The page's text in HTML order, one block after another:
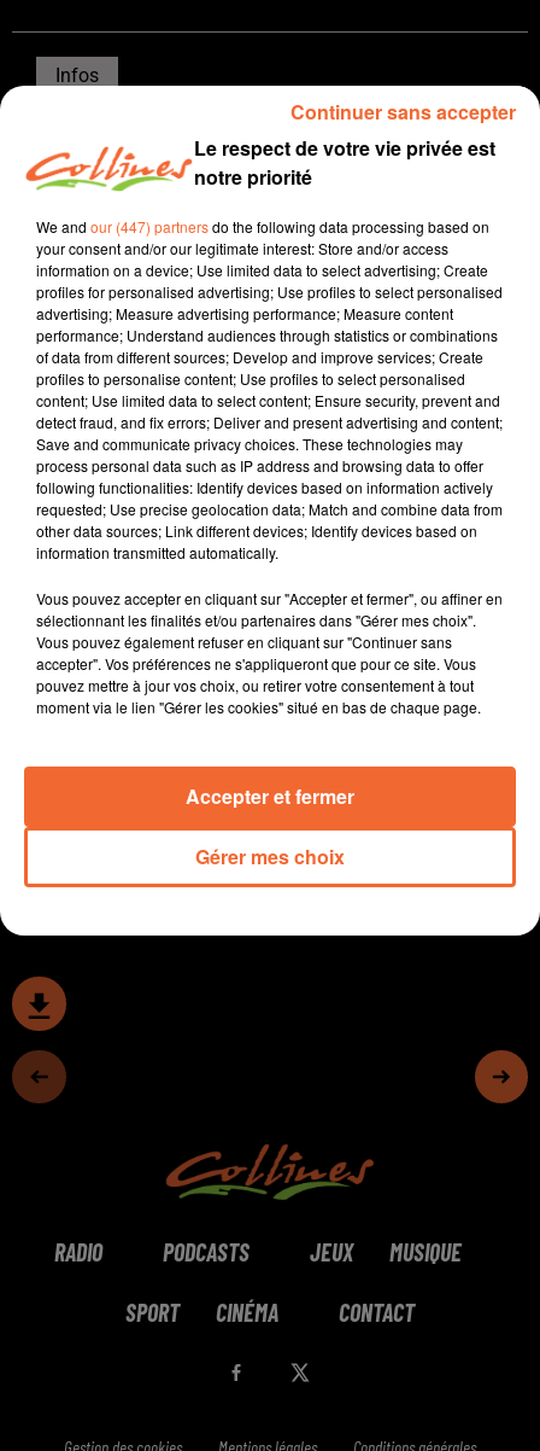
Infos
JOURNAL DU LUNDI 10 JUIN ( SOIR )
Patrice Bémanangy
L'info près de chez vous
" Seisme " " Tremblement de terre " les qualificatifs ne
manquent après ces Européennes qui ont donc vu le
RN réalisé un score historique en France avec pour
conséquence la décision du PR de la Réblique de
dissoutre l'Assemblée Nationale. Le député de la 3ème
circonscription Jean-Marie Fiévet a décidé de se
représenter.
Les 60 ans du Judo Club de Bressuire aujourd'hui du
Bocage Bressuirais fêtés samedi dernier en présence
de Cyrille Maret médaillé de bronze aux JO de Rio en
2016 ( photo ).
La cérémonie d'ouverture des Jeux Monsévriens ce
matin par l'athlète handisport Julie Chupin ... coup
d'envoi de toute une semaine consacrée aux bienfaits
du sport.
Bressuire ! Rencontre avec Michel, un octogénaire
thouarsais qui y présentait une Citroën de 1922,
0:00 15 min 21 sec
RADIO PODCASTS JEUX MUSIQUE
SPORT CINÉMA CONTACT
Le respect de votre vie privée est
notre priorité
We and our (447) partnersdo the following data processing based on
your consent and/or our legitimate interest: Store and/or access
information on a device; Use limited data to select advertising; Create
profiles for personalised advertising; Use profiles to select personalised
advertising; Measure advertising performance; Measure content
performance; Understand audiences through statistics or combinations
of data from different sources; Develop and improve services; Create
profiles to personalise content; Use profiles to select personalised
content; Use limited data to select content; Ensure security, prevent and
detect fraud, and fix errors; Deliver and present advertising and content;
Save and communicate privacy choices. These technologies may
process personal data such as IP address and browsing data to offer
following functionalities: Identify devices based on information actively
requested; Use precise geolocation data; Match and combine data from
other data sources; Link different devices; Identify devices based on
information transmitted automatically.
Vous pouvez accepter en cliquant sur "Accepter et fermer", ou affiner en
sélectionnant les finalités et/ou partenaires dans "Gérer mes choix".
Vous pouvez également refuser en cliquant sur "Continuer sans
accepter". Vos préférences ne s'appliqueront que pour ce site. Vous
pouvez mettre à jour vos choix, ou retirer votre consentement à tout
moment via le lien "Gérer les cookies" situé en bas de chaque page.
Gérer mes choix
Accepter et fermer
Continuer sans accepter